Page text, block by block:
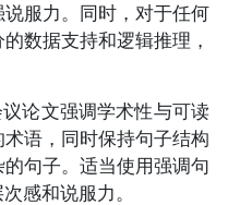
服力。同时，对于任何
数据支持和逻辑推理，
论文强调学术性与可读
语，同时保持句子结构
句子。适当使用强调句
感和说服力。